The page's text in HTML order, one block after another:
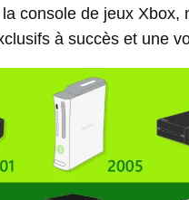
console de jeux
à succès et une